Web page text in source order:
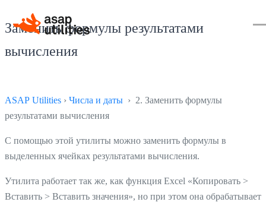
Заменить формулы результатами
вычисления
ASAP Utilities › Числа и даты › 2. Заменить формулы
результатами вычисления
С помощью этой утилиты можно заменить формулы в
выделенных ячейках результатами вычисления.
Утилита работает так же, как функция Excel «Копировать >
Вставить > Вставить значения», но при этом она обрабатывает